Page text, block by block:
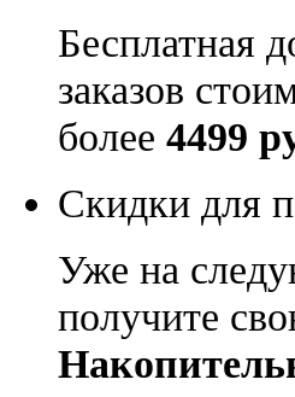
Бесплатная
заказов
более 4499
Скидки для
Уже на
получите